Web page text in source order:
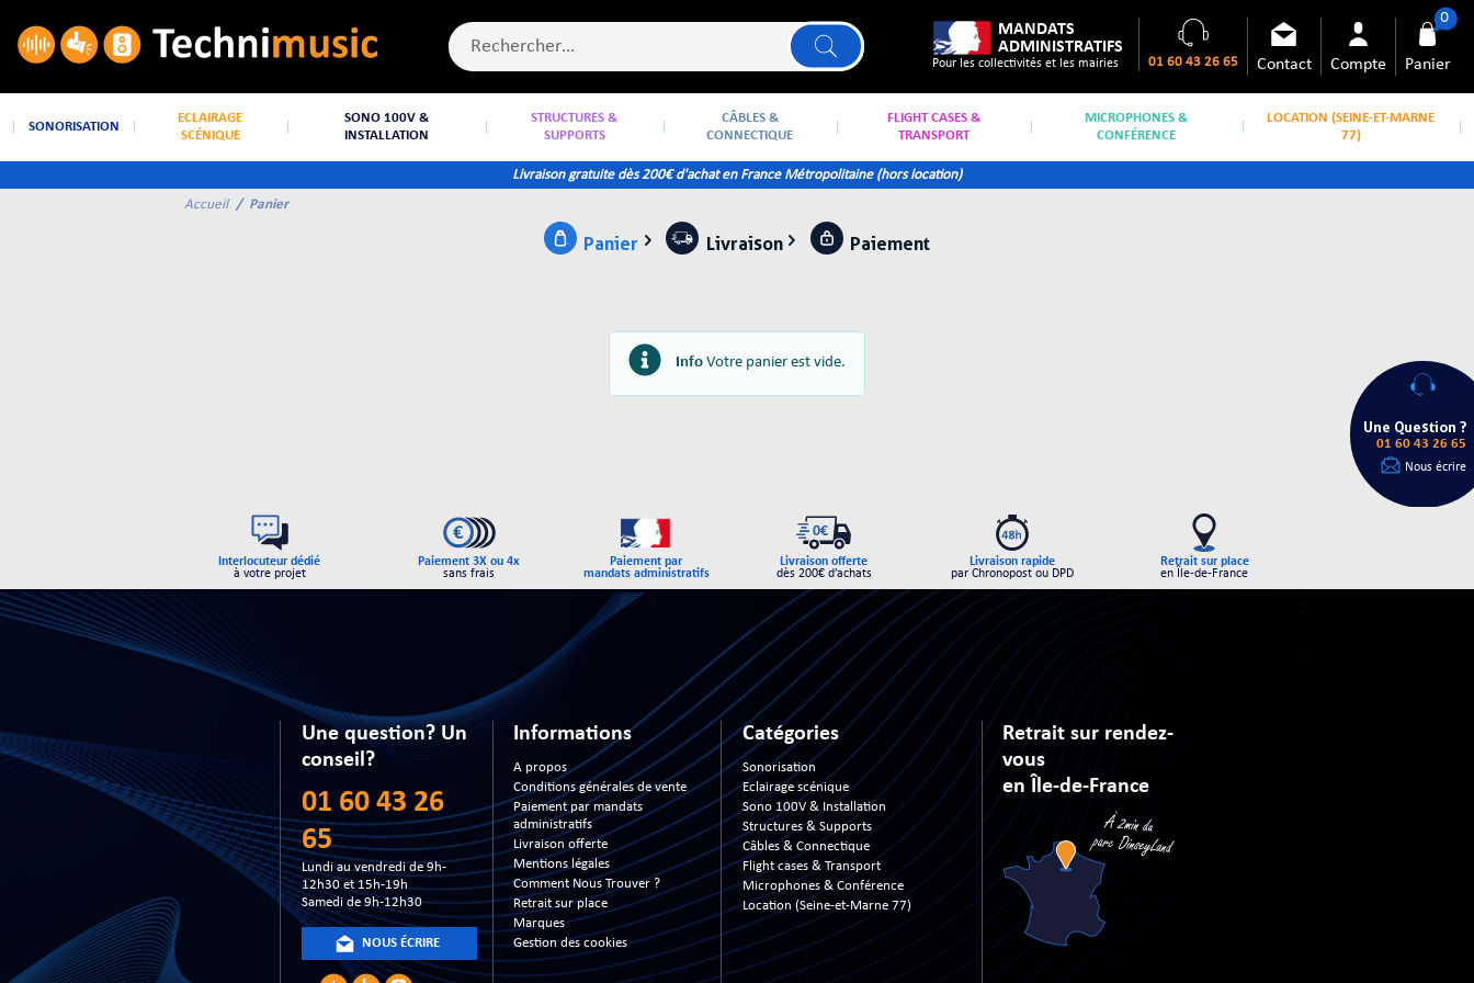
MANDATS
ADMINISTRATIFS
Pour les collectivités et les mairies 01 60 43 26 65 Contact Compte Panier
0
SONORISATION
ECLAIRAGE
SCÉNIQUE
SONO 100V &
INSTALLATION
STRUCTURES &
SUPPORTS
CÂBLES &
CONNECTIQUE
FLIGHT CASES &
TRANSPORT
MICROPHONES &
CONFÉRENCE
LOCATION (SEINE-ET-MARNE
77)
Livraison gratuite dès 200€ d'achat en France Métropolitaine (hors location)
Accueil Panier
Panier Livraison Paiement
InfoVotre panier est vide.
Interlocuteur dédié
à votre projet
Paiement 3X ou 4x
sans frais
Paiement par
mandats administratifs
Livraison offerte
dès 200€ d’achats
Livraison rapide
par Chronopost ou DPD
Retrait sur place
en Île-de-France
Une question? Un
conseil?
01 60 43 26
65
Lundi au vendredi de 9h-
12h30 et 15h-19h
Samedi de 9h-12h30
NOUS ÉCRIRE
Informations
A propos
Conditions générales de vente
Paiement par mandats
administratifs
Livraison offerte
Mentions légales
Comment Nous Trouver ?
Retrait sur place
Marques
Gestion des cookies
Catégories
Sonorisation
Eclairage scénique
Sono 100V & Installation
Structures & Supports
Câbles & Connectique
Flight cases & Transport
Microphones & Conférence
Location (Seine-et-Marne 77)
Retrait sur rendez-
vous
en Île-de-France
Une Question ?
01 60 43 26 65
Nous écrire